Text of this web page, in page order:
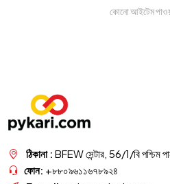
কোনো আইটেম
ঠিকানা : BFEW সেন্টার, 56/1/বি পশ্চিম
ফোন: +৮৮০৯৬১১৬৭৮৯২৪